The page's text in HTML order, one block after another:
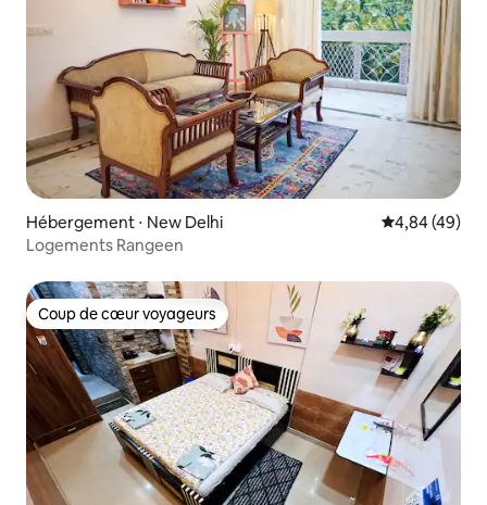
Hébergement ⋅ New Delhi Évaluation
4,84 (49)
Logements Rangeen
Coup de cœur voyageurs
Coup de cœur voyageurs